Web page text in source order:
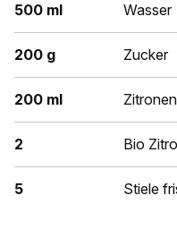
500 ml Wasser
200 g Zucker
200 ml
2 Bio
5 Stiele